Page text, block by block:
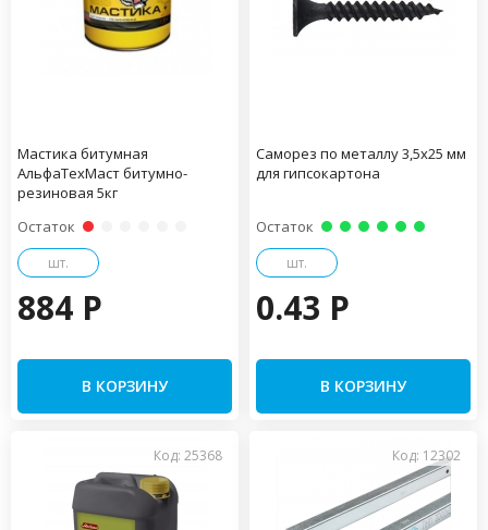
Мастика битумная
АльфаТехМаст битумно-
резиновая 5кг
Остаток
шт.
884 P
В КОРЗИНУ
Саморез по металлу 3,5х25 мм
для гипсокартона
Остаток
шт.
0.43 P
В КОРЗИНУ
Код: 25368 Код: 12302